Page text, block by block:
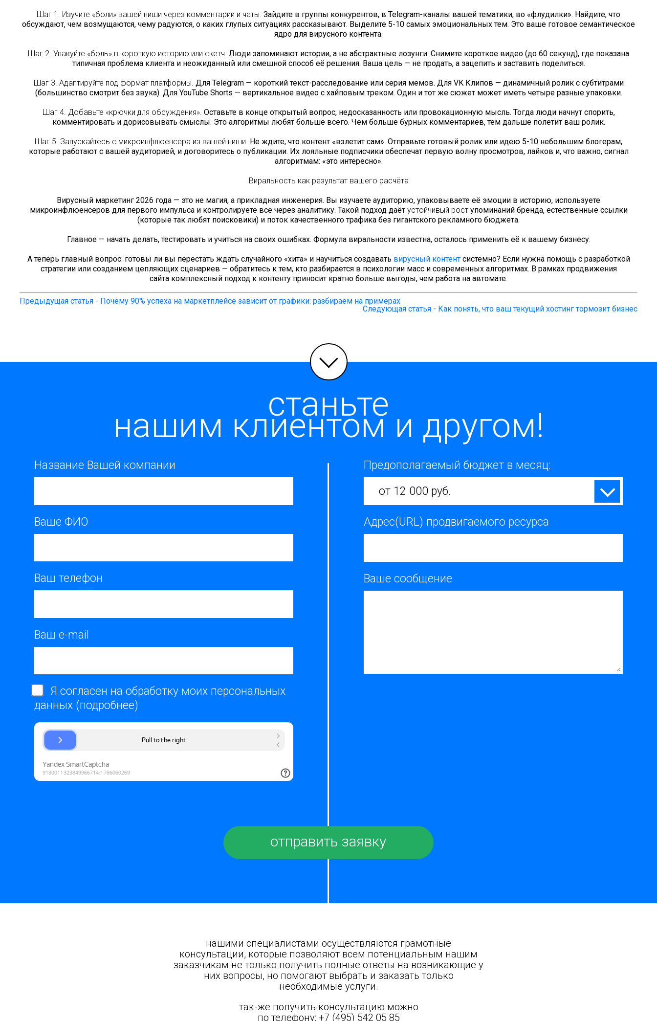
Шаг 1. Изучите «боли» вашей ниши через комментарии и чаты. Зайдите в группы конкурентов, в Telegram-каналы вашей тематики, во «флудилки». Найдите, что
обсуждают, чем возмущаются, чему радуются, о каких глупых ситуациях рассказывают. Выделите 5-10 самых эмоциональных тем. Это ваше готовое семантическое
ядро для вирусного контента.
Шаг 2. Упакуйте «боль» в короткую историю или скетч. Люди запоминают истории, а не абстрактные лозунги. Снимите короткое видео (до 60 секунд), где показана
типичная проблема клиента и неожиданный или смешной способ её решения. Ваша цель — не продать, а зацепить и заставить поделиться.
Шаг 3. Адаптируйте под формат платформы. Для Telegram — короткий текст-расследование или серия мемов. Для VK Клипов — динамичный ролик с субтитрами
(большинство смотрит без звука). Для YouTube Shorts — вертикальное видео с хайповым треком. Один и тот же сюжет может иметь четыре разные упаковки.
Шаг 4. Добавьте «крючки для обсуждения». Оставьте в конце открытый вопрос, недосказанность или провокационную мысль. Тогда люди начнут спорить,
комментировать и дорисовывать смыслы. Это алгоритмы любят больше всего. Чем больше бурных комментариев, тем дальше полетит ваш ролик.
Шаг 5. Запускайтесь с микроинфлюенсера из вашей ниши. Не ждите, что контент «взлетит сам». Отправьте готовый ролик или идею 5-10 небольшим блогерам,
которые работают с вашей аудиторией, и договоритесь о публикации. Их лояльные подписчики обеспечат первую волну просмотров, лайков и, что важно, сигнал
алгоритмам: «это интересно».
Виральность как результат вашего расчёта
Вирусный маркетинг 2026 года — это не магия, а прикладная инженерия. Вы изучаете аудиторию, упаковываете её эмоции в историю, используете
микроинфлюенсеров для первого импульса и контролируете всё через аналитику. Такой подход даёт устойчивый роступоминаний бренда, естественные ссылки
(которые так любят поисковики) и поток качественного трафика без гигантского рекламного бюджета.
Главное — начать делать, тестировать и учиться на своих ошибках. Формула виральности известна, осталось применить её к вашему бизнесу.
А теперь главный вопрос: готовы ли вы перестать ждать случайного «хита» и научиться создавать вирусный контентсистемно? Если нужна помощь с разработкой
стратегии или созданием цепляющих сценариев — обратитесь к тем, кто разбирается в психологии масс и современных алгоритмах. В рамках продвижения
сайта комплексный подход к контенту приносит кратно больше выгоды, чем работа на автомате.
Предыдущая статья - Почему 90% успеха на маркетплейсе зависит от графики: разбираем на примерах
Следующая статья - Как понять, что ваш текущий хостинг тормозит бизнес
станьте
нашим клиентом и другом!
Название Вашей компании
Ваше ФИО
Ваш телефон
Ваш e-mail
Я согласен на обработку моих персональных
данных (подробнее)
Предополагаемый бюджет в месяц:
от 12 000 руб.
Адрес(URL) продвигаемого ресурса
Ваше сообщение
нашими специалистами осуществляются грамотные
консультации, которые позволяют всем потенциальным нашим
заказчикам не только получить полные ответы на возникающие у
них вопросы, но помогают выбрать и заказать только
необходимые услуги.
так-же получить консультацию можно
по телефону: +7 (495) 542 05 85